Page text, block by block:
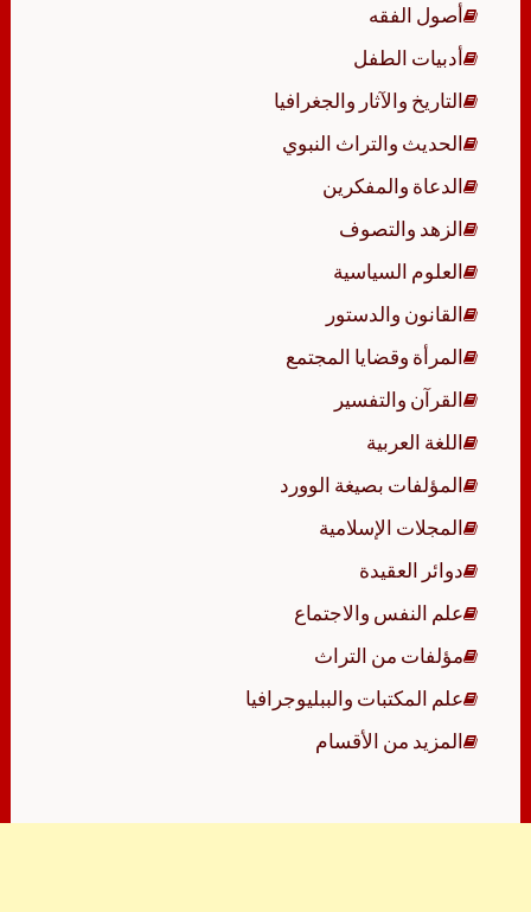
أصول الفقه
أدبيات الطفل
التاريخ والآثار والجغرافيا
الحديث والتراث النبوي
الدعاة والمفكرين
الزهد والتصوف
العلوم السياسية
القانون والدستور
المرأة وقضايا المجتمع
القرآن والتفسير
اللغة العربية
المؤلفات بصيغة الوورد
المجلات الإسلامية
دوائر العقيدة
علم النفس والاجتماع
مؤلفات من التراث
علم المكتبات والببليوجرافيا
المزيد من الأقسام